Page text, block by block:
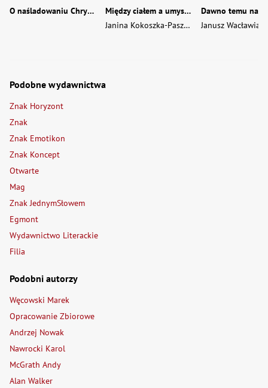
O naśladowaniu Chrystusa wyd. 2026
Między ciałem a umysłem
Janina Kokoszka-Paszkot
Piotr Wierzbiński
Janusz Wacławiak
Podobne wydawnictwa
Znak Horyzont
Znak
Znak Emotikon
Znak Koncept
Otwarte
Mag
Znak JednymSłowem
Egmont
Wydawnictwo Literackie
Filia
Podobni autorzy
Węcowski Marek
Opracowanie Zbiorowe
Andrzej Nowak
Nawrocki Karol
McGrath Andy
Alan Walker